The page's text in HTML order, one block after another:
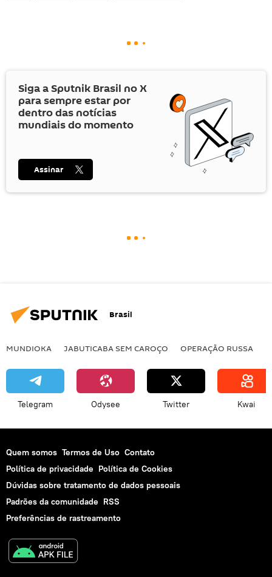
Siga a Sputnik Brasil noX
para sempre estar por
dentro das notícias
mundiais do momento
Assinar
Brasil
MUNDIOKA JABUTICABA SEM CAROÇO OPERAÇÃO RUSSA
Telegram Odysee Twitter Kwai
Quem somos Termos de Uso Contato
Política de privacidade Política de Cookies
Dúvidas sobre tratamento de dados pessoais
Padrões da comunidade RSS
Preferências de rastreamento